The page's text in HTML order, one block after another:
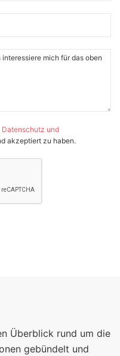
Datenschutz und
akzeptiert zu haben.
Überblick rund um die
gebündelt und